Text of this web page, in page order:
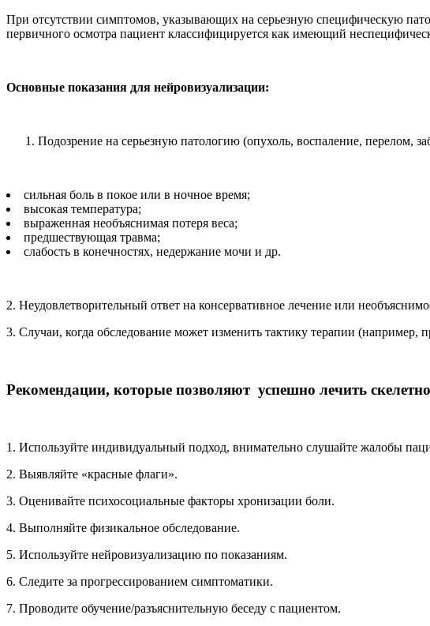
При отсутствии симптомов, указывающих на серьезную специфическую
первичного осмотра пациент классифицируется как имеющий
Основные показания для нейровизуализации:
Подозрение на серьезную патологию (опухоль, воспаление, перелом,
сильная боль в покое или в ночное время;
высокая температура;
выраженная необъяснимая потеря веса;
предшествующая травма;
слабость в конечностях, недержание мочи и др.
2. Неудовлетворительный ответ на консервативное лечение или
3. Случаи, когда обследование может изменить тактику терапии (например,
Рекомендации, которые позволяют успешно лечить
1. Используйте индивидуальный подход, внимательно слушайте жалобы
2. Выявляйте «красные флаги».
3. Оценивайте психосоциальные факторы хронизации боли.
4. Выполняйте физикальное обследование.
5. Используйте нейровизуализацию по показаниям.
6. Следите за прогрессированием симптоматики.
7. Проводите обучение/разъяснительную беседу с пациентом.